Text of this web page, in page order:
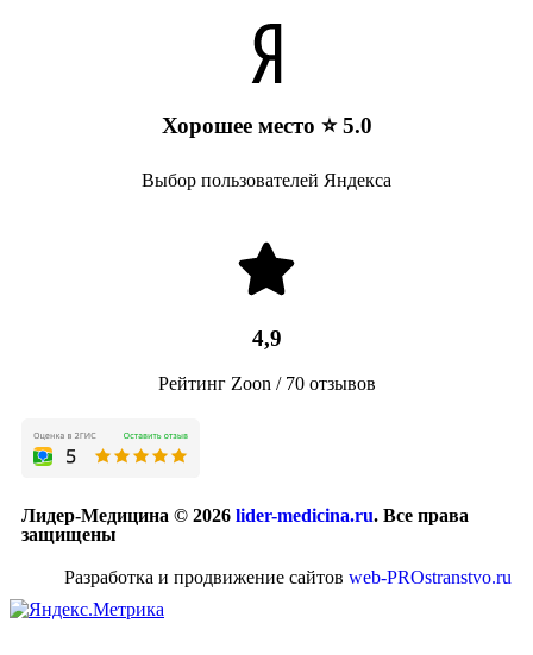
Хорошее место ⭐ 5.0
Выбор пользователей Яндекса
4,9
Рейтинг Zoon / 70 отзывов
Лидер-Медицина © 2026 lider-medicina.ru. Все права
защищены
Разработка и продвижение сайтов web-PROstranstvo.ru